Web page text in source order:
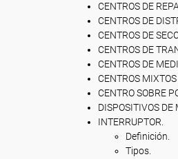
CENTROS DE
CENTROS DE
CENTROS DE
CENTROS DE
CENTROS DE
CENTROS MIXTOS
CENTRO SOBRE
DISPOSITIVOS DE
INTERRUPTOR.
Definición.
Tipos.